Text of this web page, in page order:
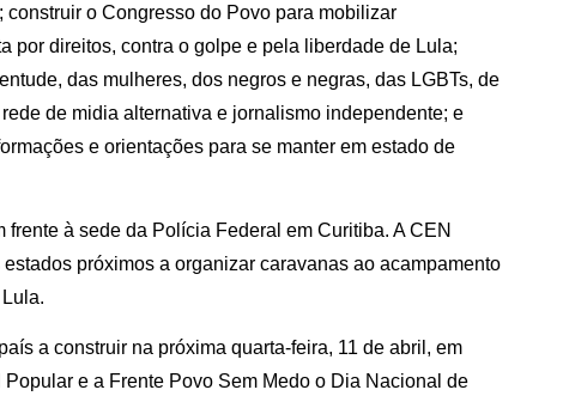
construir o Congresso do Povo para mobilizar
por direitos, contra o golpe e pela liberdade de Lula;
das mulheres, dos negros e negras, das LGBTs, de
de midia alternativa e jornalismo independente; e
e orientações para se manter em estado de
frente à sede da Polícia Federal em Curitiba. A CEN
próximos a organizar caravanas ao acampamento
a construir na próxima quarta-feira, 11 de abril, em
e a Frente Povo Sem Medo o Dia Nacional de